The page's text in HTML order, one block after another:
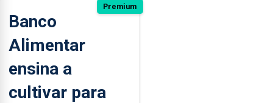
Premium
Banco
Alimentar
ensina a
cultivar para